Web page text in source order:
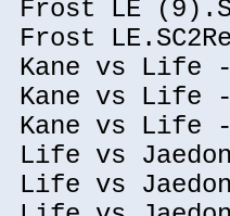
Frost LE
Frost
Kane vs Life
Kane vs Life -
Kane vs Life
Life vs
Life vs